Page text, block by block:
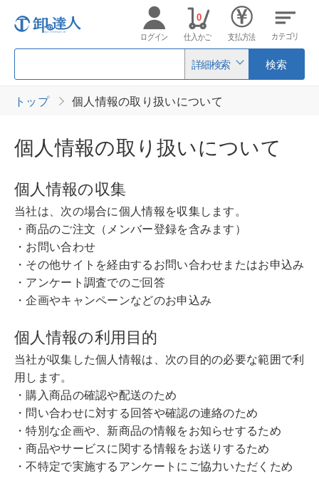
詳細検索 検索
ログイン 仕入かご
0
支払方法 カテゴリ
トップ 個人情報の取り扱いについて
個人情報の取り扱いについて
個人情報の収集
当社は、次の場合に個人情報を収集します。
・商品のご注文（メンバー登録を含みます）
・お問い合わせ
・その他サイトを経由するお問い合わせまたはお申込み
・アンケート調査でのご回答
・企画やキャンペーンなどのお申込み
個人情報の利用目的
当社が収集した個人情報は、次の目的の必要な範囲で利
用します。
・購入商品の確認や配送のため
・問い合わせに対する回答や確認の連絡のため
・特別な企画や、新商品の情報をお知らせするため
・商品やサービスに関する情報をお送りするため
・不特定で実施するアンケートにご協力いただくため